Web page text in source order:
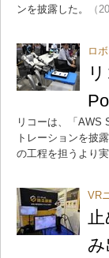
ンを披露した。
（
ロ
リコーは、「AWS
トレーションを披
の工程を担うより
VR